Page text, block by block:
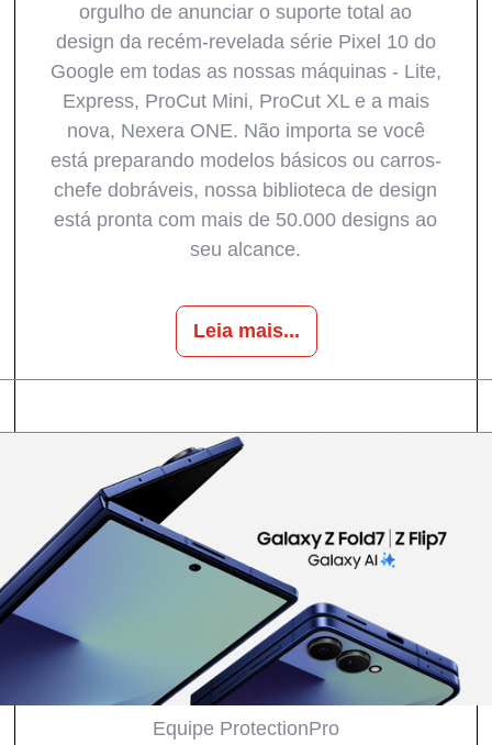
orgulho de anunciar o suporte total ao
design da recém-revelada série Pixel 10 do
Google em todas as nossas máquinas - Lite,
Express, ProCut Mini, ProCut XL e a mais
nova, Nexera ONE. Não importa se você
está preparando modelos básicos ou carros-
chefe dobráveis, nossa biblioteca de design
está pronta com mais de 50.000 designs ao
seu alcance.
Leia mais...
Equipe ProtectionPro